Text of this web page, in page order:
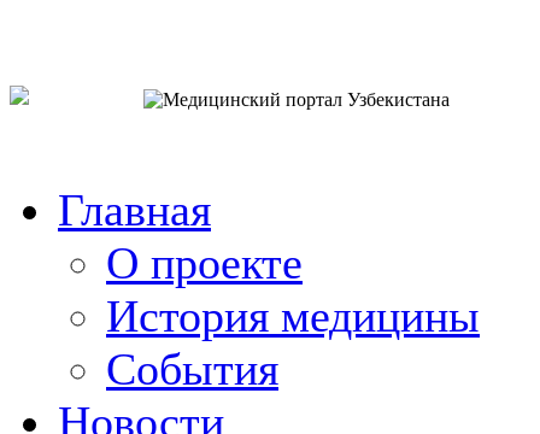
Главная
О проекте
История медицины
События
Новости